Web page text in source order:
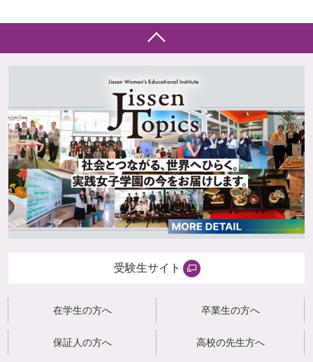
受験生サイト
在学生の方へ 卒業生の方へ
保証人の方へ 高校の先生方へ